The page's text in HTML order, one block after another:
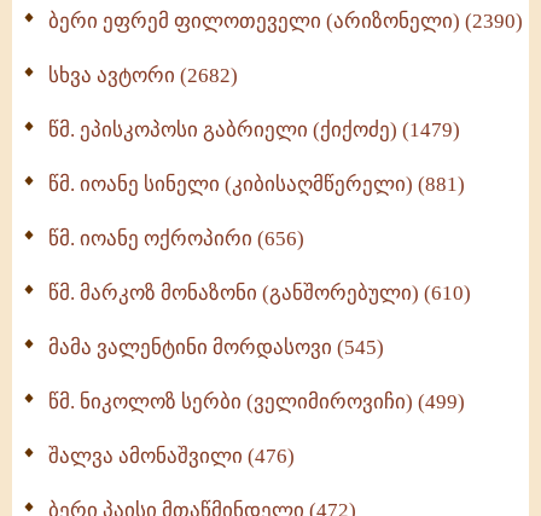
სულიერი ცხოვრების სახელმძღვანელო -
ნაწილი II (369)
ბერი ეფრემ ფილოთეველი (არიზონელი) (2390)
სხვა ავტორი (2682)
წმ. ეპისკოპოსი გაბრიელი (ქიქოძე) (1479)
წმ. იოანე სინელი (კიბისაღმწერელი) (881)
წმ. იოანე ოქროპირი (656)
წმ. მარკოზ მონაზონი (განშორებული) (610)
მამა ვალენტინი მორდასოვი (545)
წმ. ნიკოლოზ სერბი (ველიმიროვიჩი) (499)
შალვა ამონაშვილი (476)
ბერი პაისი მთაწმინდელი (472)